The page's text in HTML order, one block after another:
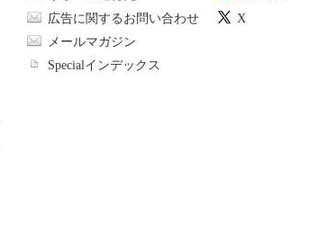
広告に関するお問い合わせ
メールマガジン
Specialインデックス
X